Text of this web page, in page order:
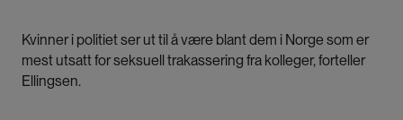
Kvinner i politiet ser ut til å være blant dem i Norge som er
mest utsatt for seksuell trakassering fra kolleger, forteller
Ellingsen.